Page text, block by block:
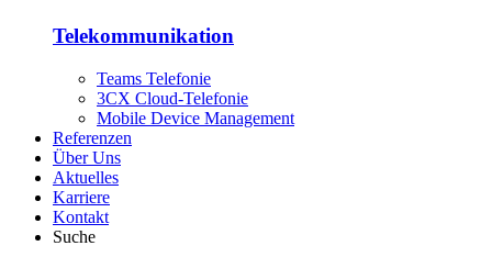
Telekommunikation
Teams Telefonie
3CX Cloud-Telefonie
Mobile Device Management
Referenzen
Über Uns
Aktuelles
Karriere
Kontakt
Suche